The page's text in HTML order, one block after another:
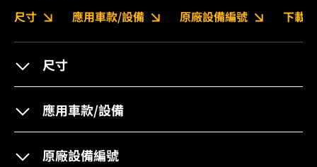
尺寸 應用車款/設備 原廠設備編號 下載
尺寸
應用車款/設備
原廠設備編號